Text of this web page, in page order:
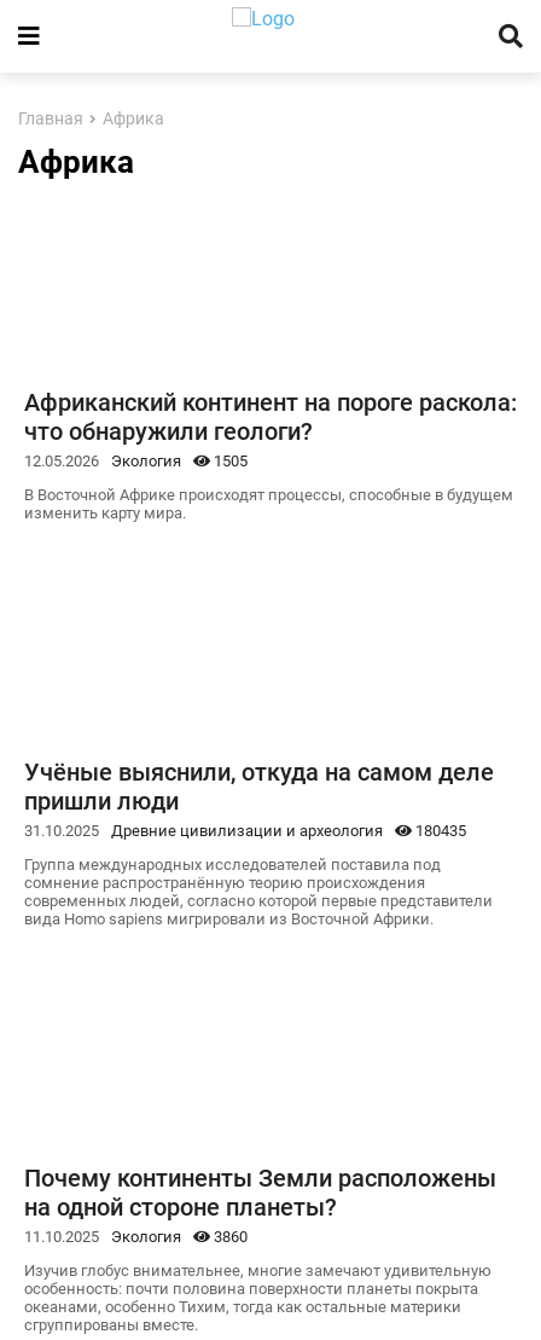
Главная Африка
Африка
Африканский континент на пороге раскола:
что обнаружили геологи?
12.05.2026 Экология
1505
В Восточной Африке происходят процессы, способные в будущем
изменить карту мира.
Учёные выяснили, откуда на самом деле
пришли люди
31.10.2025 Древние цивилизации и археология
180435
Группа международных исследователей поставила под
сомнение распространённую теорию происхождения
современных людей, согласно которой первые представители
вида Homo sapiens мигрировали из Восточной Африки.
Почему континенты Земли расположены
на одной стороне планеты?
11.10.2025 Экология
3860
Изучив глобус внимательнее, многие замечают удивительную
особенность: почти половина поверхности планеты покрыта
океанами, особенно Тихим, тогда как остальные материки
сгруппированы вместе.